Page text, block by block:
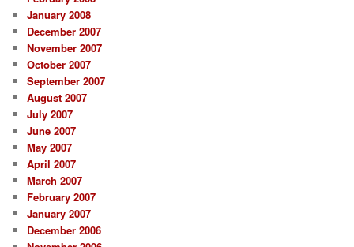
January 2008
December 2007
November 2007
October 2007
September 2007
August 2007
July 2007
June 2007
May 2007
April 2007
March 2007
February 2007
January 2007
December 2006